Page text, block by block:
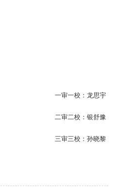
一审一校：龙思宇
二审二校：银舒豫
三审三校：孙晓黎